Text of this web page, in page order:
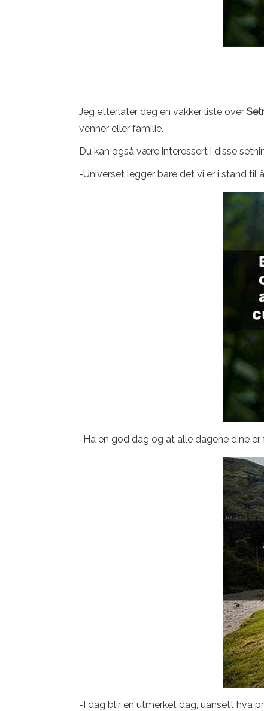
Jeg etterlater deg en vakker liste over
venner eller familie.
Du kan også være interessert i disse
-Universet legger bare det vi er i stand til
-Ha en god dag og at alle dagene dine
-I dag blir en utmerket dag, uansett hva